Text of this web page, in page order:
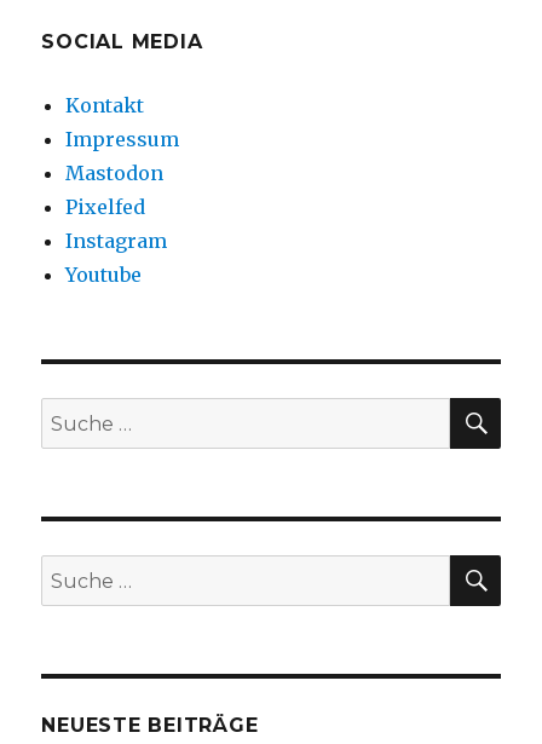
SOCIAL MEDIA
Kontakt
Impressum
Mastodon
Pixelfed
Instagram
Youtube
Suche
nach:
Suche
nach:
NEUESTE BEITRÄGE